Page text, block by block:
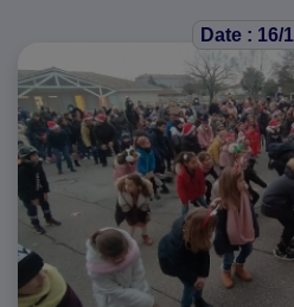
Date : 16/